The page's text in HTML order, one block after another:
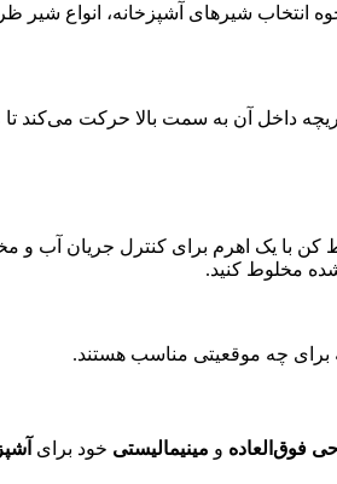
انتخاب شیرهای آشپزخانه، انواع شیر
داخل آن به سمت بالا حرکت می‌کند
کن با یک اهرم برای کنترل جریان آب
مخلوط کنید.
برای چه موقعیتی مناسب هستند.
فوق‌العاده و مینیمالیستی خود برای